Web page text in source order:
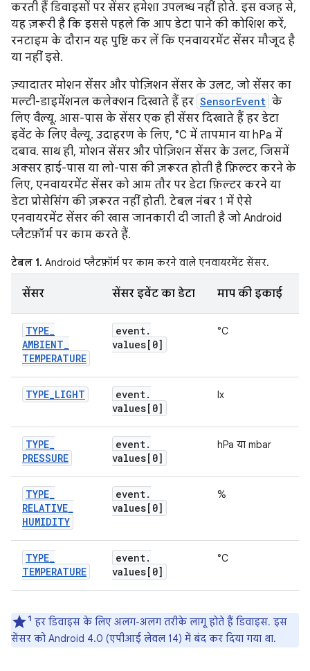
करती हैं डिवाइसों पर सेंसर हमेशा उपलब्ध नहीं होते. इस वजह से,
यह ज़रूरी है कि इससे पहले कि आप डेटा पाने की कोशिश करें,
रनटाइम के दौरान यह पुष्टि कर लें कि एनवायरमेंट सेंसर मौजूद है
या नहीं इसे.
ज़्यादातर मोशन सेंसर और पोज़िशन सेंसर के उलट, जो सेंसर का
मल्टी-डाइमेंशनल कलेक्शन दिखाते हैं हर SensorEvent के
लिए वैल्यू. आस-पास के सेंसर एक ही सेंसर दिखाते हैं हर डेटा
इवेंट के लिए वैल्यू. उदाहरण के लिए, °C में तापमान या hPa में
दबाव. साथ ही, मोशन सेंसर और पोज़िशन सेंसर के उलट, जिसमें
अक्सर हाई-पास या लो-पास की ज़रूरत होती है फ़िल्टर करने के
लिए, एनवायरमेंट सेंसर को आम तौर पर डेटा फ़िल्टर करने या
डेटा प्रोसेसिंग की ज़रूरत नहीं होती. टेबल नंबर 1 में ऐसे
एनवायरमेंट सेंसर की खास जानकारी दी जाती है जो Android
प्लैटफ़ॉर्म पर काम करते हैं.
टेबल 1. Android प्लैटफ़ॉर्म पर काम करने वाले एनवायरमेंट सेंसर.
सेंसर सेंसर इवेंट का डेटा माप की इकाई
TYPE_
AMBIENT_
TEMPERATURE
event.
values[0]
°C
TYPE_LIGHT event.
values[0]
lx
TYPE_
PRESSURE
event.
values[0]
hPa या mbar
TYPE_
RELATIVE_
HUMIDITY
event.
values[0]
%
TYPE_
TEMPERATURE
event.
values[0]
°C
1 हर डिवाइस के लिए अलग-अलग तरीके लागू होते हैं डिवाइस. इस
सेंसर को Android 4.0 (एपीआई लेवल 14) में बंद कर दिया गया था.